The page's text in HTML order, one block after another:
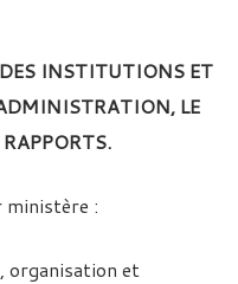
INSTITUTIONS ET
LE
ministère :
et